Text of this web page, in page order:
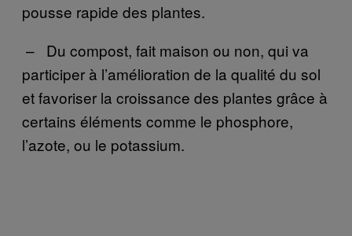
pousse rapide des plantes.
– Du compost, fait maison ou non, qui va
participer à l’amélioration de la qualité du sol
et favoriser la croissance des plantes grâce à
certains éléments comme le phosphore,
l’azote, ou le potassium.